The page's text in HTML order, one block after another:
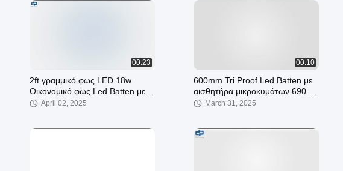
00:23
2ft γραμμικό φως LED 18w
Οικονομικό φως Led Batten με
γρήγορο σχεδιασμό καλωδίωσης
April 02, 2025
00:10
600mm Tri Proof Led Batten με
αισθητήρα μικροκυμάτων 690 *
116 * 92mm
March 31, 2025